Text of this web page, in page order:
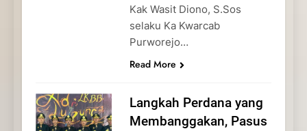
Kak Wasit Diono, S.Sos
selaku Ka Kwarcab
Purworejo…
Read More
Langkah Perdana yang
Membanggakan, Pasus